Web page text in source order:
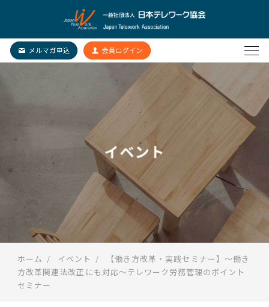
イベント
ホーム イベント
【働き方改革・実践セミナー】～働き
方改革関連法改正にも対応～テレワーク労務管理のポイント
セミナー